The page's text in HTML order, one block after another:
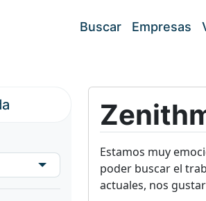
Buscar Empresas
Estamos muy
poder buscar el
actuales, nos